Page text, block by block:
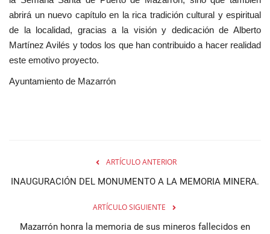
abrirá un nuevo capítulo en la rica tradición cultural y espiritual
de la localidad, gracias a la visión y dedicación de Alberto
Martínez Avilés y todos los que han contribuido a hacer realidad
este emotivo proyecto.
Ayuntamiento de Mazarrón
ARTÍCULO ANTERIOR
INAUGURACIÓN DEL MONUMENTO A LA MEMORIA MINERA.
ARTÍCULO SIGUIENTE
Mazarrón honra la memoria de sus mineros fallecidos en